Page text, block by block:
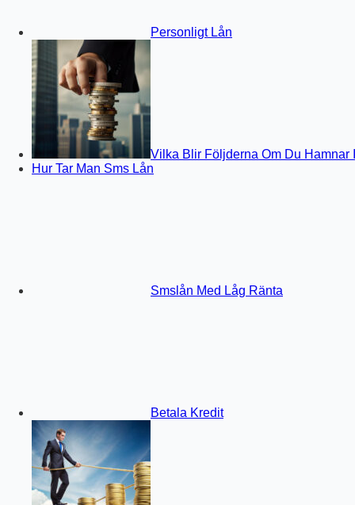
Personligt Lån
Vilka Blir Följderna Om Du
Hur Tar Man Sms Lån
Smslån Med Låg Ränta
Betala Kredit